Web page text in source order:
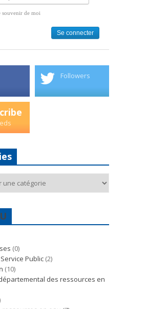
souvenir de moi
Followers
(0)
Public (2)
(10)
des ressources en